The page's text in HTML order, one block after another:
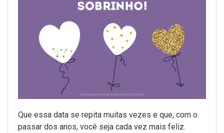
Que essa data se repita muitas vezes e que, com o
passar dos anos, você seja cada vez mais feliz.